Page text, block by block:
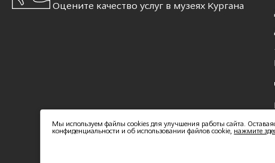
Оцените качество услуг в музеях Кургана
Мы используем файлы cookies для улучшения работы сайта.
конфиденциальности и об использовании файлов cookie, нажмите